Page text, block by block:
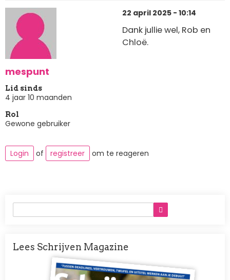
mespunt
Lid sinds
4 jaar 10 maanden
Rol
Gewone gebruiker
22 april 2025 - 10:14
Dank jullie wel, Rob en
Chloë.
Login of registreer om te reageren
Lees Schrijven Magazine
Afbeelding